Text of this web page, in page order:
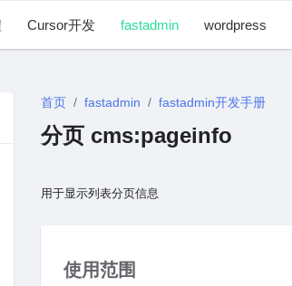
Cursor开发 fastadmin wordpress
首页 fastadmin fastadmin开发手册
分页 cms:pageinfo
用于显示列表分页信息
使用范围